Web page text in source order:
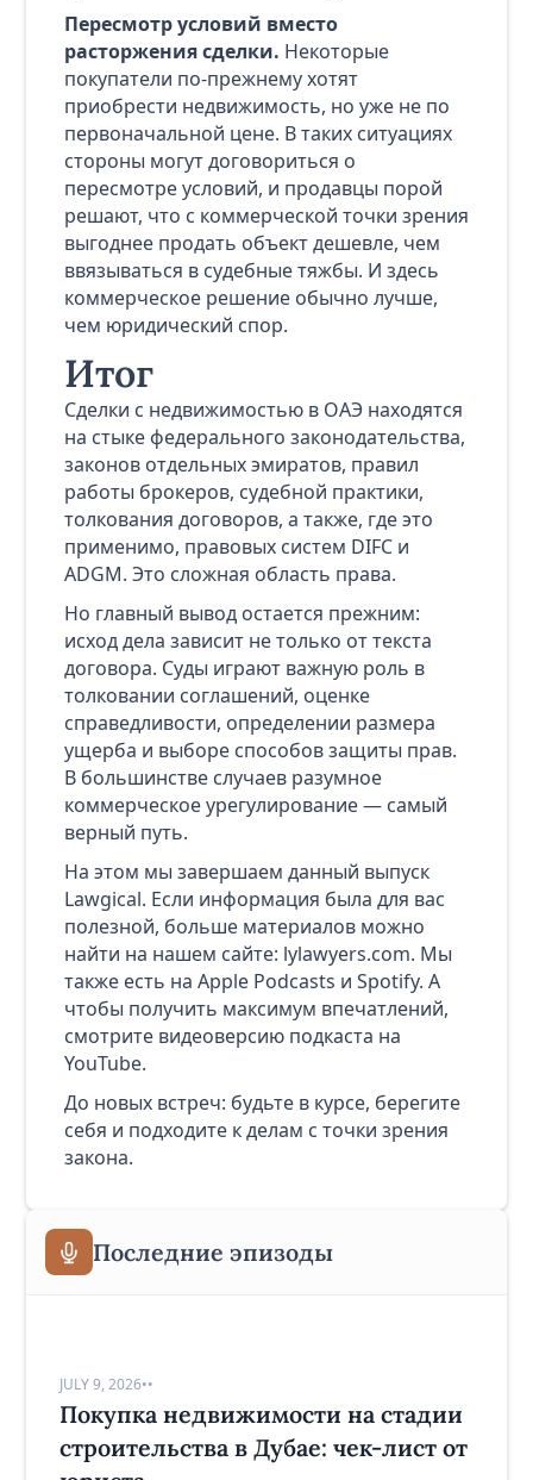
Пересмотр условий вместо
расторжения сделки. Некоторые
покупатели по-прежнему хотят
приобрести недвижимость, но уже не по
первоначальной цене. В таких ситуациях
стороны могут договориться о
пересмотре условий, и продавцы порой
решают, что с коммерческой точки зрения
выгоднее продать объект дешевле, чем
ввязываться в судебные тяжбы. И здесь
коммерческое решение обычно лучше,
чем юридический спор.
Итог
Сделки с недвижимостью в ОАЭ находятся
на стыке федерального законодательства,
законов отдельных эмиратов, правил
работы брокеров, судебной практики,
толкования договоров, а также, где это
применимо, правовых систем DIFC и
ADGM. Это сложная область права.
Но главный вывод остается прежним:
исход дела зависит не только от текста
договора. Суды играют важную роль в
толковании соглашений, оценке
справедливости, определении размера
ущерба и выборе способов защиты прав.
В большинстве случаев разумное
коммерческое урегулирование — самый
верный путь.
На этом мы завершаем данный выпуск
Lawgical. Если информация была для вас
полезной, больше материалов можно
найти на нашем сайте: lylawyers.com. Мы
также есть на Apple Podcasts и Spotify. А
чтобы получить максимум впечатлений,
смотрите видеоверсию подкаста на
YouTube.
До новых встреч: будьте в курсе, берегите
себя и подходите к делам с точки зрения
закона.
Последние эпизоды
JULY 9, 2026••
Покупка недвижимости на стадии
строительства в Дубае: чек-лист от